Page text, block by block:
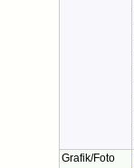
Grafik/Foto